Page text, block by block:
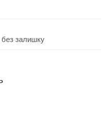
без залишку